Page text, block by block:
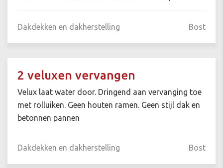
Dakdekken en dakherstelling Bost
2 veluxen vervangen
Velux laat water door. Dringend aan vervanging toe
met rolluiken. Geen houten ramen. Geen stijl dak en
betonnen pannen
Dakdekken en dakherstelling Bost